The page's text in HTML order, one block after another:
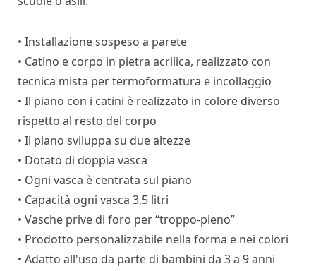
• Installazione sospeso a parete
• Catino e corpo in pietra acrilica, realizzato con
tecnica mista per termoformatura e incollaggio
• Il piano con i catini è realizzato in colore diverso
rispetto al resto del corpo
• Il piano sviluppa su due altezze
• Dotato di doppia vasca
• Ogni vasca è centrata sul piano
• Capacità ogni vasca 3,5 litri
• Vasche prive di foro per “troppo-pieno”
• Prodotto personalizzabile nella forma e nei colori
• Adatto all'uso da parte di bambini da 3 a 9 anni